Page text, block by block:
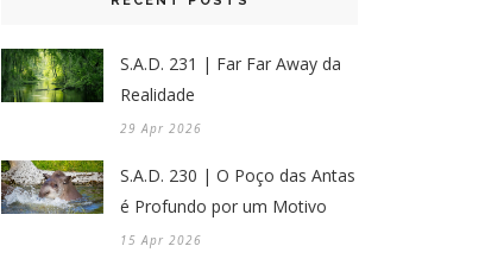
S.A.D. 231 | Far Far Away da
Realidade
29 Apr 2026
S.A.D. 230 | O Poço das Antas
é Profundo por um Motivo
15 Apr 2026